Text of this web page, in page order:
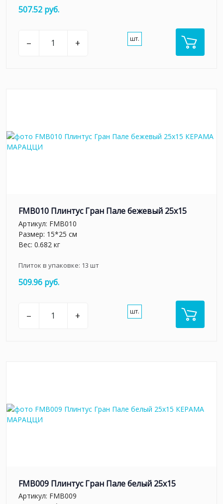
507.52 руб.
– + шт.
FMB010 Плинтус Гран Пале бежевый 25x15
Артикул: FMB010
Размер: 15*25 см
Вес: 0.682 кг
Плиток в упаковке: 13 шт
509.96 руб.
– + шт.
FMB009 Плинтус Гран Пале белый 25x15
Артикул: FMB009